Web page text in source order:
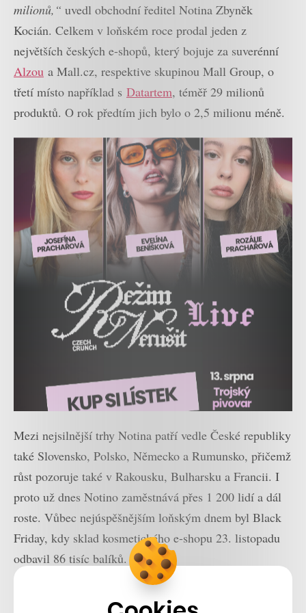
milionů,“ uvedl obchodní ředitel Notina Zbyněk
Kocián. Celkem v loňském roce prodal jeden z
největších českých e-shopů, který bojuje za suverénní
Alzou a Mall.cz, respektive skupinou Mall Group, o
třetí místo například s Datartem, téměř 29 milionů
produktů. O rok předtím jich bylo o 2,5 milionu méně.
Mezi nejsilnější trhy Notina patří vedle České republiky
také Slovensko, Polsko, Německo a Rumunsko, přičemž
růst pozoruje také v Rakousku, Bulharsku a Francii. I
proto už dnes Notino zaměstnává přes 1 200 lidí a dál
roste. Vůbec nejúspěšnějším loňským dnem byl Black
Friday, kdy sklad kosmetického e-shopu 23. listopadu
odbavil 86 tisíc balíků.